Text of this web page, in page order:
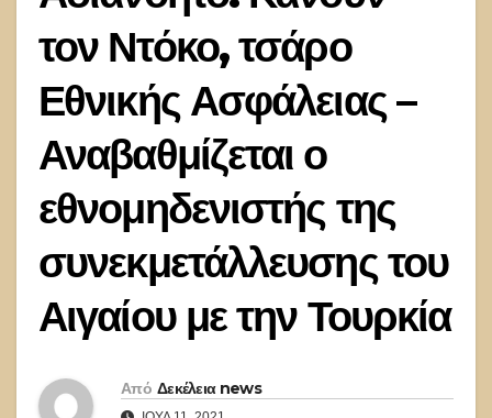
τον Ντόκο, τσάρο
Εθνικής Ασφάλειας –
Αναβαθμίζεται ο
εθνομηδενιστής της
συνεκμετάλλευσης του
Αιγαίου με την Τουρκία
Από Δεκέλεια news